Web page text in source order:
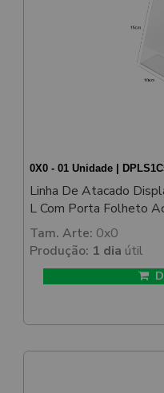
0X0 - 01 Unidade |
Linha De Atacado
L Com Porta Folheto Acrílico Transparente 2mm
100x150mm
Tam. Arte: 0x0
Produção: 1 dia útil